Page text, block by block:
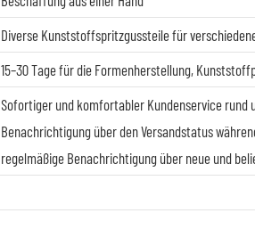
Diverse Kunststoffspritzgussteile für
15–30 Tage für die Formenherstellung,
Sofortiger und komfortabler Kundenservice rund
Benachrichtigung über den Versandstatus
regelmäßige Benachrichtigung über neue und